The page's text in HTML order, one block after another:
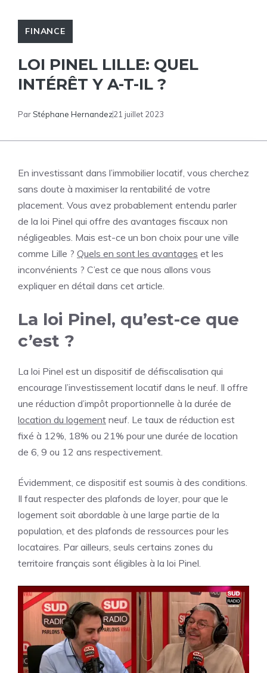
FINANCE
LOI PINEL LILLE: QUEL
INTÉRÊT Y A-T-IL ?
ParStéphane Hernandez21 juillet 2023
En investissant dans l’immobilier locatif, vous cherchez
sans doute à maximiser la rentabilité de votre
placement. Vous avez probablement entendu parler
de la loi Pinel qui offre des avantages fiscaux non
négligeables. Mais est-ce un bon choix pour une ville
comme Lille ? Quels en sont les avantages et les
inconvénients ? C’est ce que nous allons vous
expliquer en détail dans cet article.
La loi Pinel, qu’est-ce que
c’est ?
La loi Pinel est un dispositif de défiscalisation qui
encourage l’investissement locatif dans le neuf. Il offre
une réduction d’impôt proportionnelle à la durée de
location du logement neuf. Le taux de réduction est
fixé à 12%, 18% ou 21% pour une durée de location
de 6, 9 ou 12 ans respectivement.
Évidemment, ce dispositif est soumis à des conditions.
Il faut respecter des plafonds de loyer, pour que le
logement soit abordable à une large partie de la
population, et des plafonds de ressources pour les
locataires. Par ailleurs, seuls certains zones du
territoire français sont éligibles à la loi Pinel.